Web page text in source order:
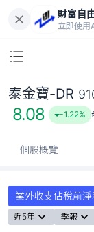
財富自
立即使用
泰金寶-DR
8.08 -1.22%
個股概覽
業外收支佔稅前
近5年 季報